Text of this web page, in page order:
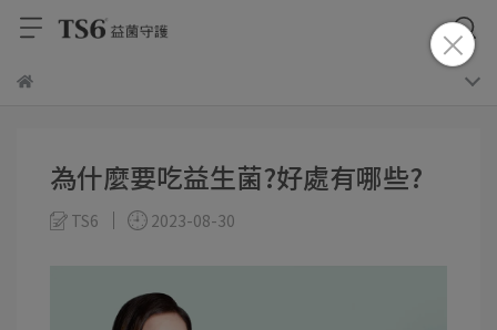
為什麼要吃益生菌?好處有哪些?
TS6 2023-08-30